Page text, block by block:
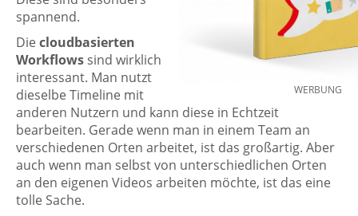
WERBUNG
spannend.
Die cloudbasierten
Workflows sind wirklich
interessant. Man nutzt
dieselbe Timeline mit
anderen Nutzern und kann diese in Echtzeit
bearbeiten. Gerade wenn man in einem Team an
verschiedenen Orten arbeitet, ist das großartig. Aber
auch wenn man selbst von unterschiedlichen Orten
an den eigenen Videos arbeiten möchte, ist das eine
tolle Sache.